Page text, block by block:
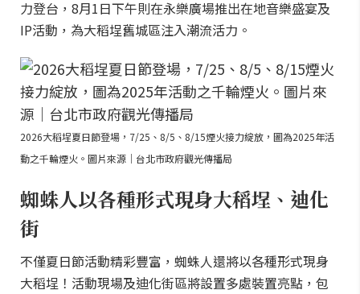
力登台，8月1日下午則在永樂廣場推出在地音樂盛宴及
IP活動，為大稻埕舊城區注入潮流活力。
2026大稻埕夏日節登場，7/25、8/5、8/15煙火接力綻放，圖為2025年活
動之千輪煙火。圖片來源｜台北市政府觀光傳播局
蜘蛛人以各種形式現身大稻埕、迪化
街
不僅夏日節活動精彩豐富，蜘蛛人還將以各種形式現身
大稻埕！活動現場及迪化街區將設置多處裝置亮點，包